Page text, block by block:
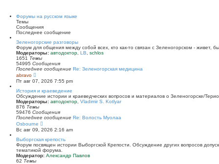
Форумы на русском языке
Темы
Сообщения
Последнее сообщение
Зеленогорские разговоры
Форум для общения между собой всех, кто как-то связан с Зеленогорском - живет,
Модераторы: автодоктор LB
schlos
1651 Темы
54995 Сообщения
Последнее сообщение Re: Зеленогорская медицина
abravo
е
р
е
й
т
и
к
п
с
л
е
д
н
е
м
Пт авг 07, 2026 7:55 pm
История и краеведение
Обсуждение истории и краеведческих вопросов и материалов о Зеленогорске/
Модераторы: автодоктор Vladimir S. Kotlyar
876 Темы
59476 Сообщения
Последнее сообщение Re: Волость Муолаа
Osbourne
е
р
е
й
т
и
Вс авг 09, 2026 2:16 am
Выборгская крепость
Форум посвящен истории Выборгской Крепости. Обсуждение других вопросов
тематикой форума.
Модератор: Александр Павлов
62 Темы